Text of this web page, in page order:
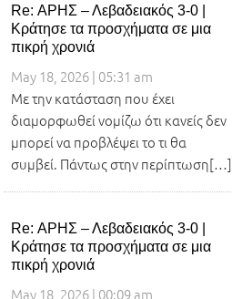
Re: ΑΡΗΣ – Λεβαδειακός 3-0 |
Κράτησε τα προσχήματα σε μια
πικρή χρονιά
May 18, 2026 | 05:31 am
Με την κατάσταση που έχει
διαμορφωθεί νομίζω ότι κανείς δεν
μπορεί να προβλέψει το τι θα
συμβεί. Πάντως στην περίπτωση[…]
Re: ΑΡΗΣ – Λεβαδειακός 3-0 |
Κράτησε τα προσχήματα σε μια
πικρή χρονιά
May 18, 2026 | 00:09 am